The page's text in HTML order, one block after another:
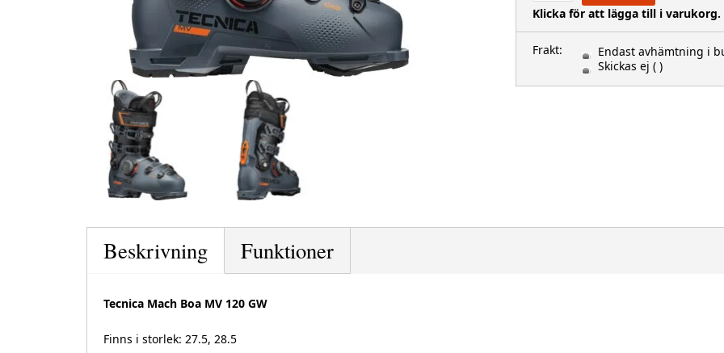
Klicka för att lägga till i varukorg.
Frakt: Endast avhämtning i
Skickas ej ( )
Beskrivning Funktioner
Tecnica Mach Boa MV 120 GW
Finns i storlek: 27.5, 28.5